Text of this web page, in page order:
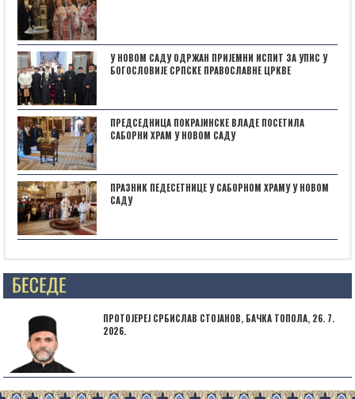
У НОВОМ САДУ ОДРЖАН ПРИЈЕМНИ ИСПИТ ЗА УПИС У
БОГОСЛОВИЈЕ СРПСКЕ ПРАВОСЛАВНЕ ЦРКВЕ
ПРЕДСЕДНИЦА ПОКРАЈИНСКЕ ВЛАДЕ ПОСЕТИЛА
САБОРНИ ХРАМ У НОВОМ САДУ
ПРАЗНИК ПЕДЕСЕТНИЦЕ У САБОРНОМ ХРАМУ У НОВОМ
САДУ
Posts not found
ПРОТОЈЕРЕЈ СРБИСЛАВ СТОЈАНОВ, БАЧКА ТОПОЛА, 26. 7.
2026.